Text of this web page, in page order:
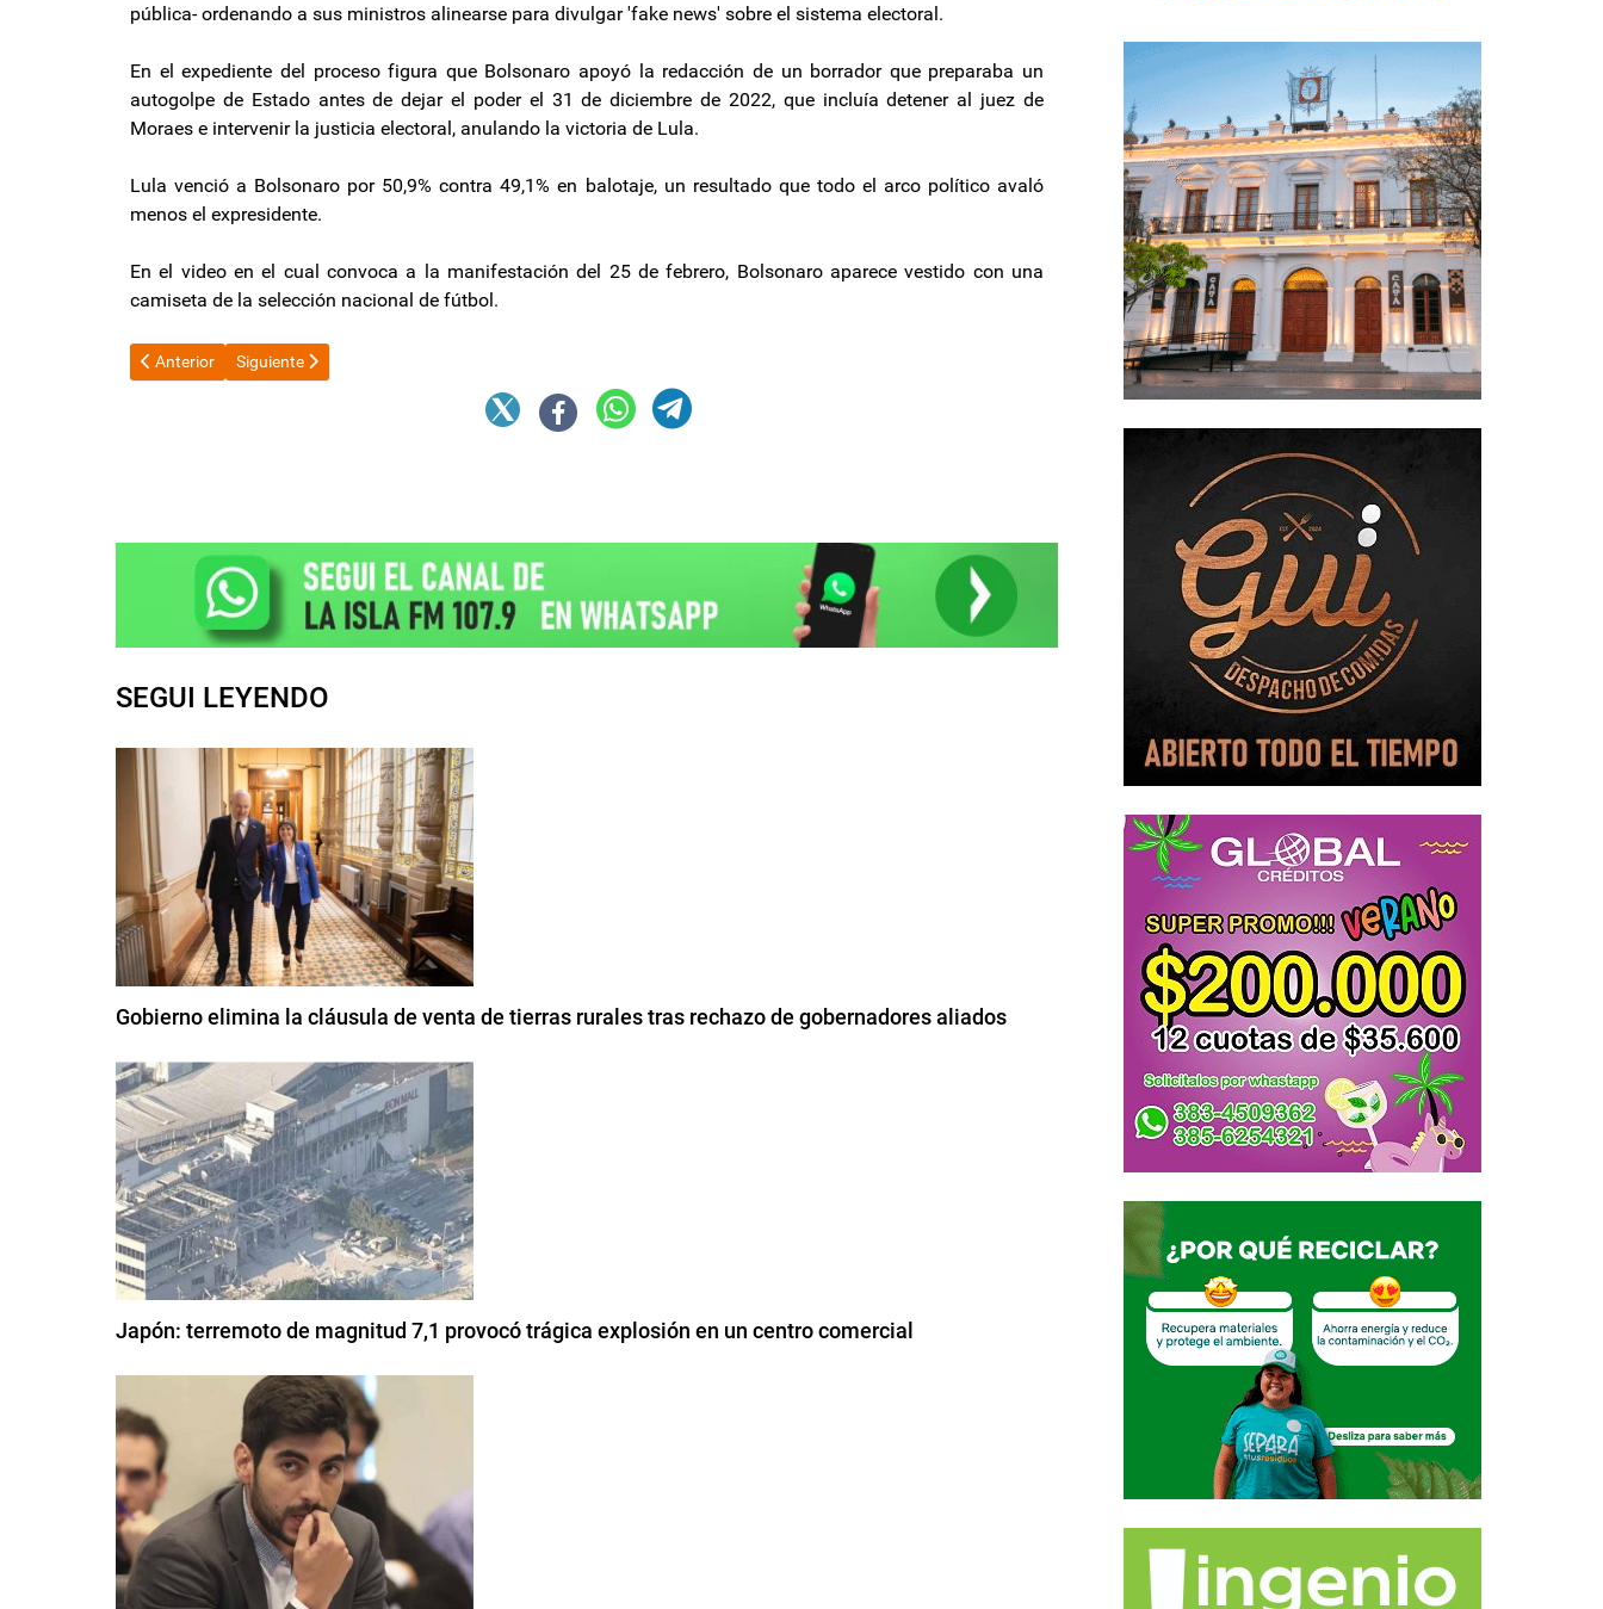
pública- ordenando a sus ministros alinearse para divulgar 'fake news' sobre el sistema electoral.
En el expediente del proceso figura que Bolsonaro apoyó la redacción de un borrador que preparaba un
autogolpe de Estado antes de dejar el poder el 31 de diciembre de 2022, que incluía detener al juez de
Moraes e intervenir la justicia electoral, anulando la victoria de Lula.
Lula venció a Bolsonaro por 50,9% contra 49,1% en balotaje, un resultado que todo el arco político avaló
menos el expresidente.
En el video en el cual convoca a la manifestación del 25 de febrero, Bolsonaro aparece vestido con una
camiseta de la selección nacional de fútbol.
Artículo anterior: Son edificaciones, pero están declarados como terrenos baldíos
Anterior Artículo siguiente: Un temblor de 4.0 se sintió en Catamarca
Siguiente
SEGUI LEYENDO
Gobierno elimina la cláusula de venta de tierras rurales tras rechazo de gobernadores aliados
Japón: terremoto de magnitud 7,1 provocó trágica explosión en un centro comercial